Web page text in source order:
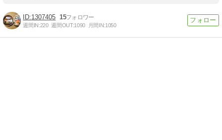
1307405 15
週間IN:220 週間OUT:1090 月間IN:1050